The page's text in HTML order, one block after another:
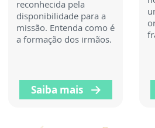
reconhecida pela
disponibilidade para a
missão. Entenda como é
a formação dos irmãos.
Saiba mais